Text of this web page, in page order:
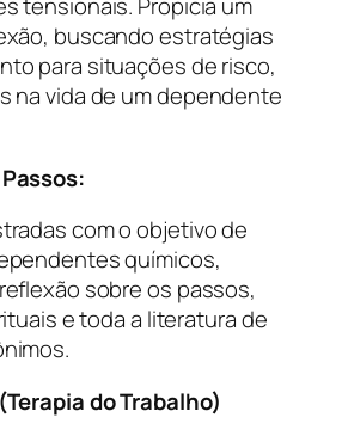
buscando estratégias
para situações de risco,
na vida de um dependente
com o objetivo de
químicos,
sobre os passos,
e toda a literatura de
do Trabalho)